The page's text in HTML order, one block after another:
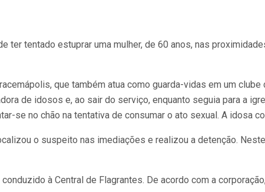
tentado estuprar uma mulher, de 60 anos, nas
que também atua como guarda-vidas em um
de idosos e, ao sair do serviço, enquanto seguia para a
se no chão na tentativa de consumar o ato sexual. A idosa
o suspeito nas imediações e realizou a detenção.
à Central de Flagrantes. De acordo com a